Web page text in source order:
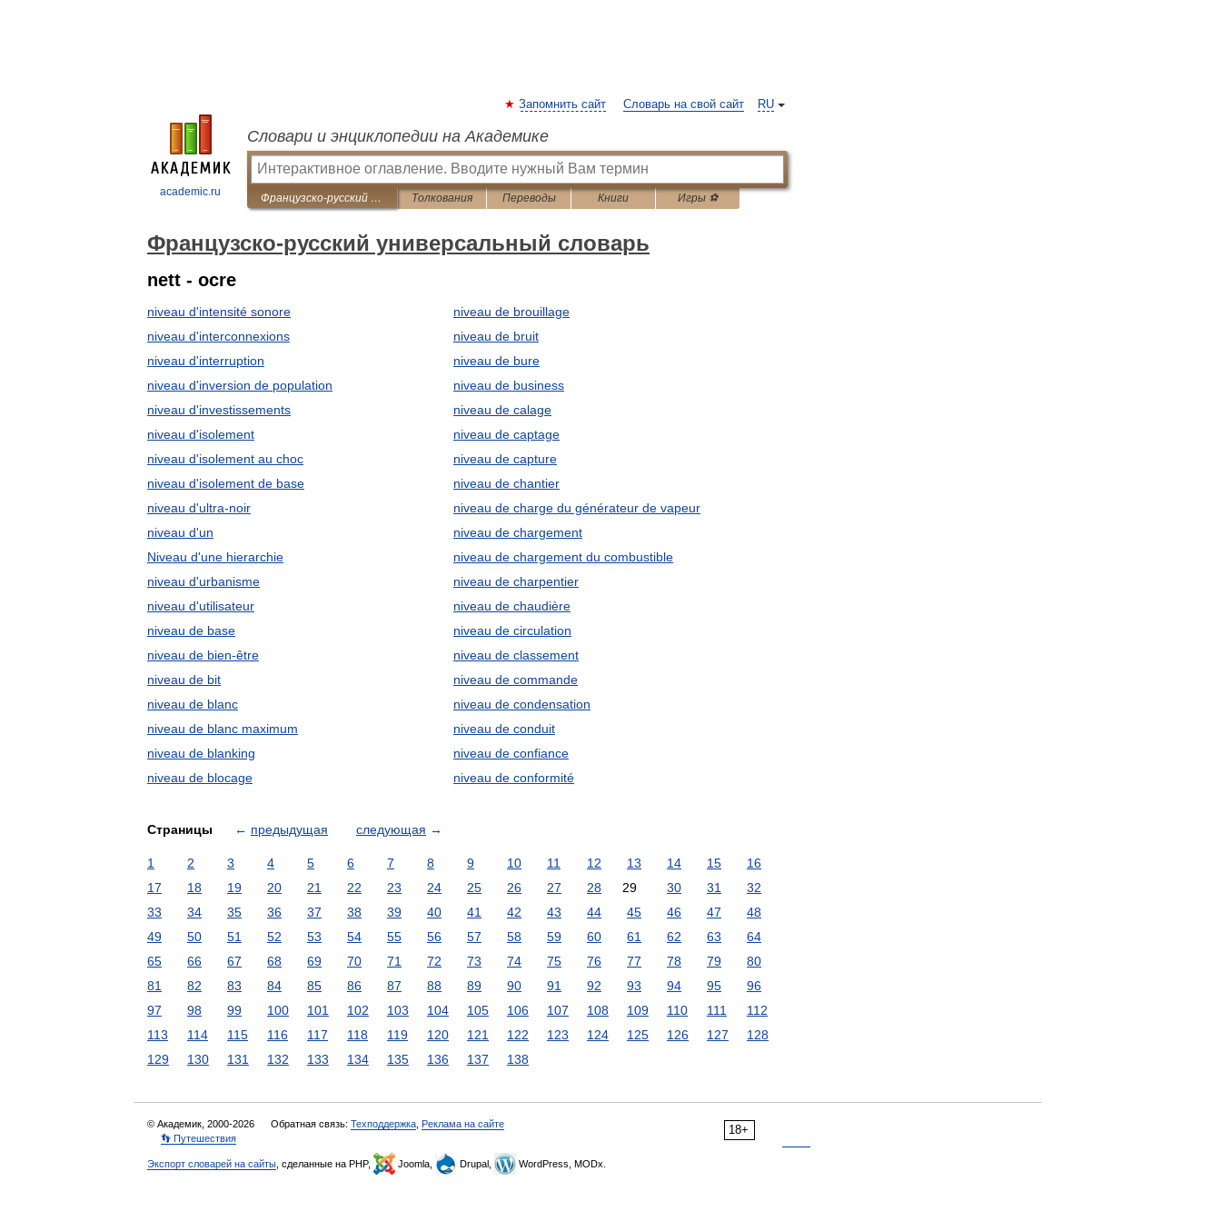
academic.ru
RU
Запомнить сайт Словарь на свой сайт
Словари и энциклопедии на Академике
Французско-русский универсальный словарь Толкования Переводы Книги Игры ⚽
Французско-русский универсальный словарь
nett - ocre
niveau d'intensité sonore
niveau d'interconnexions
niveau d'interruption
niveau d'inversion de population
niveau d'investissements
niveau d'isolement
niveau d'isolement au choc
niveau d'isolement de base
niveau d'ultra-noir
niveau d'un
Niveau d'une hierarchie
niveau d'urbanisme
niveau d'utilisateur
niveau de base
niveau de bien-être
niveau de bit
niveau de blanc
niveau de blanc maximum
niveau de blanking
niveau de blocage
niveau de brouillage
niveau de bruit
niveau de bure
niveau de business
niveau de calage
niveau de captage
niveau de capture
niveau de chantier
niveau de charge du générateur de vapeur
niveau de chargement
niveau de chargement du combustible
niveau de charpentier
niveau de chaudière
niveau de circulation
niveau de classement
niveau de commande
niveau de condensation
niveau de conduit
niveau de confiance
niveau de conformité
Страницы ← предыдущая следующая →
1 2 3 4 5 6 7 8 9 10 11 12 13 14 15
16
17
18 19 20 21 22 23 24 25 26 27 28 29 30 31
32
33
34 35 36 37 38 39 40 41 42 43 44 45 46 47
48
49
50 51 52 53 54 55 56 57 58 59 60 61 62 63
64
65
66 67 68 69 70 71 72 73 74 75 76 77 78 79
80
81
82 83 84 85 86 87 88 89 90 91 92 93 94 95
96
97
98 99 100 101 102 103 104 105 106 107 108 109 110 111
112
113
114 115 116 117 118 119 120 121 122 123 124 125 126 127
128
129
130 131 132 133 134 135 136 137 138
18+
© Академик, 2000-2026 Обратная связь: Техподдержка Реклама на сайте
👣 Путешествия
Экспорт словарей на сайты , сделанные на PHP, Joomla, Drupal, WordPress, MODx.